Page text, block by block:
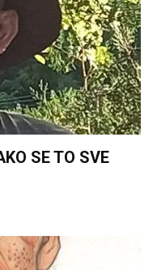
SE TO SVE